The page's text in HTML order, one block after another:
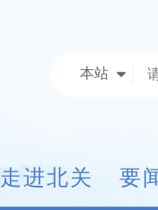
本站
走进北关 要